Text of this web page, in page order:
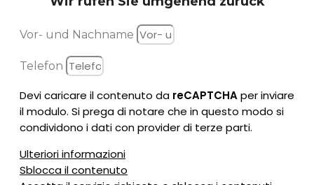
Vor- und Nachname
Telefon
Devi caricare il contenuto da reCAPTCHAper inviare
il modulo. Si prega di notare che in questo modo si
condividono i dati con provider di terze parti.
Ulteriori informazioni
Sblocca il contenuto